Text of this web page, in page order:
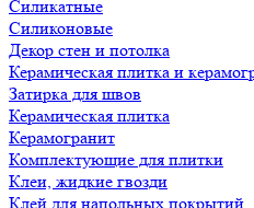
Силикатные
Силиконовые
Декор стен и потолка
Керамическая плитка и
Затирка для швов
Керамическая плитка
Керамогранит
Комплектующие для плитки
Клеи, жидкие гвозди
Клей для напольных покрытий